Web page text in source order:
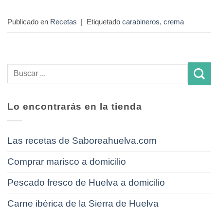
Publicado en Recetas | Etiquetado carabineros, crema
Lo encontrarás en la tienda
Las recetas de Saboreahuelva.com
Comprar marisco a domicilio
Pescado fresco de Huelva a domicilio
Carne ibérica de la Sierra de Huelva